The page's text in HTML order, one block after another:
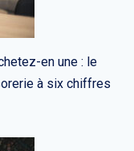
en une : le
à six chiffres